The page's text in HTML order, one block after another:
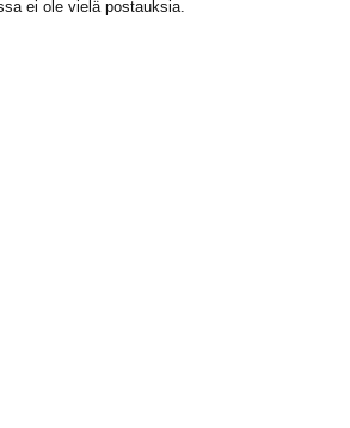
ei ole vielä postauksia.